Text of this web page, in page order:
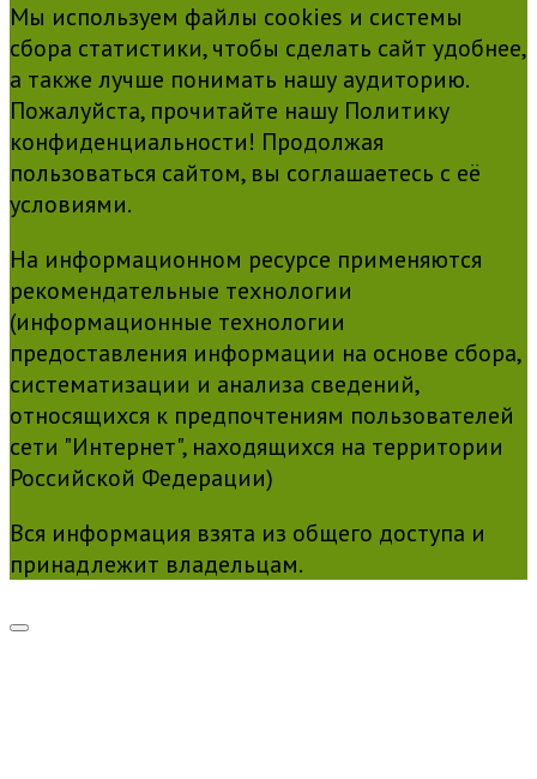
Мы используем файлы cookies и системы
сбора статистики, чтобы сделать сайт удобнее,
а также лучше понимать нашу аудиторию.
Пожалуйста, прочитайте нашу Политику
конфиденциальности! Продолжая
пользоваться сайтом, вы соглашаетесь с её
условиями.
На информационном ресурсе применяются
рекомендательные технологии
(информационные технологии
предоставления информации на основе сбора,
систематизации и анализа сведений,
относящихся к предпочтениям пользователей
сети "Интернет", находящихся на территории
Российской Федерации)
Вся информация взята из общего доступа и
принадлежит владельцам.